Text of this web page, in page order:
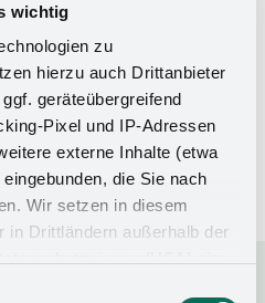
wichtig
zu
hierzu auch Drittanbieter
geräteübergreifend
Pixel und IP-Adressen
externe Inhalte (etwa
die Sie nach
Wir setzen in diesem
in Drittländern außerhalb der
alla realizzazione finale,
per garantire che
soddisfi allestimento per
modernità delle nostre
ma anche es realizzare
più complessi con la